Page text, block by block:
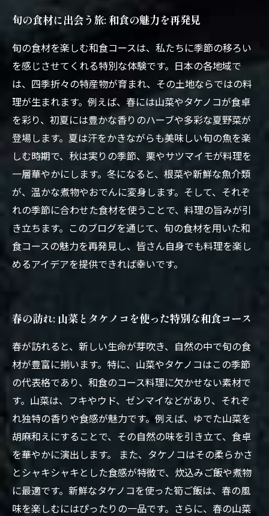
和食をもっと楽しむ: 季節ごとの食材に合う料理
との組み合わせ
旬を感じる和食: 食文化を深める旅が始まる
旬の食材に出会う旅: 和食の魅力を再発見
旬の食材を楽しむ和食コースは、私たちに季節の移ろい
を感じさせてくれる特別な体験です。日本の各地域で
は、四季折々の特産物が育まれ、その土地ならではの料
理が生まれます。例えば、春には山菜やタケノコが食卓
を彩り、初夏には豊かな香りのハーブや多彩な夏野菜が
登場します。夏は汗をかきながらも美味しい旬の魚を楽
しむ時期で、秋は実りの季節、栗やサツマイモが料理を
一層華やかにします。冬になると、根菜や新鮮な魚介類
が、温かな煮物やおでんに変身します。そして、それぞ
れの季節に合わせた食材を使うことで、料理の旨みが引
き立ちます。このブログを通じて、旬の食材を用いた和
食コースの魅力を再発見し、皆さん自身でも料理を楽し
めるアイデアを提供できれば幸いです。
春の訪れ: 山菜とタケノコを使った特別な和食コース
春が訪れると、新しい生命が芽吹き、自然の中で旬の食
材が豊富に揃います。特に、山菜やタケノコはこの季節
の代表格であり、和食のコース料理に欠かせない素材で
す。山菜は、フキやウド、ゼンマイなどがあり、それぞ
れ独特の香りや食感が魅力です。例えば、ゆでた山菜を
胡麻和えにすることで、その自然の味を引き立て、食卓
を華やかに演出します。 また、タケノコはその柔らかさ
とシャキシャキとした食感が特徴で、炊込みご飯や煮物
に最適です。新鮮なタケノコを使った筍ご飯は、春の風
味を楽しむにはぴったりの一品です。さらに、春の山菜